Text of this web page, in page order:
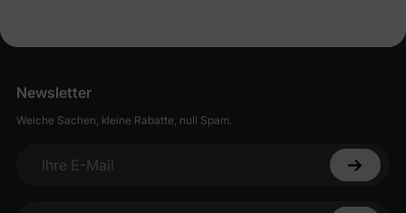
Newsletter
Weiche Sachen, kleine Rabatte, null Spam.
Ihre E-Mail